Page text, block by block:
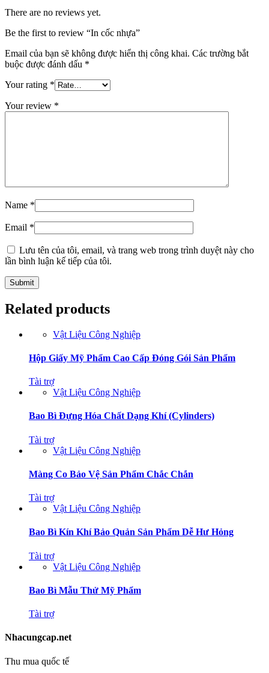
There are no reviews yet.
Be the first to review “In cốc nhựa”
Email của bạn sẽ không được hiển thị công khai. Các trường bắt
buộc được đánh dấu *
Your rating *
Your review *
Name *
Email *
Lưu tên của tôi, email, và trang web trong trình duyệt này cho
lần bình luận kế tiếp của tôi.
Related products
Vật Liệu Công Nghiệp
Hộp Giấy Mỹ Phẩm Cao Cấp Đóng Gói Sản Phẩm
Tài trợ
Vật Liệu Công Nghiệp
Bao Bì Đựng Hóa Chất Dạng Khí (Cylinders)
Tài trợ
Vật Liệu Công Nghiệp
Màng Co Bảo Vệ Sản Phẩm Chắc Chắn
Tài trợ
Vật Liệu Công Nghiệp
Bao Bì Kín Khí Bảo Quản Sản Phẩm Dễ Hư Hỏng
Tài trợ
Vật Liệu Công Nghiệp
Bao Bì Mẫu Thử Mỹ Phẩm
Tài trợ
Nhacungcap.net
Thu mua quốc tế